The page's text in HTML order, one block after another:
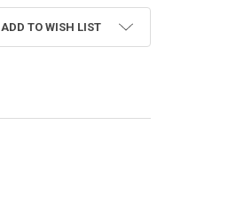
ADD TO WISH LIST